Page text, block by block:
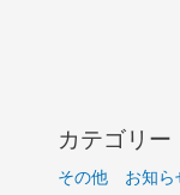
カテゴリー
その他 お知ら